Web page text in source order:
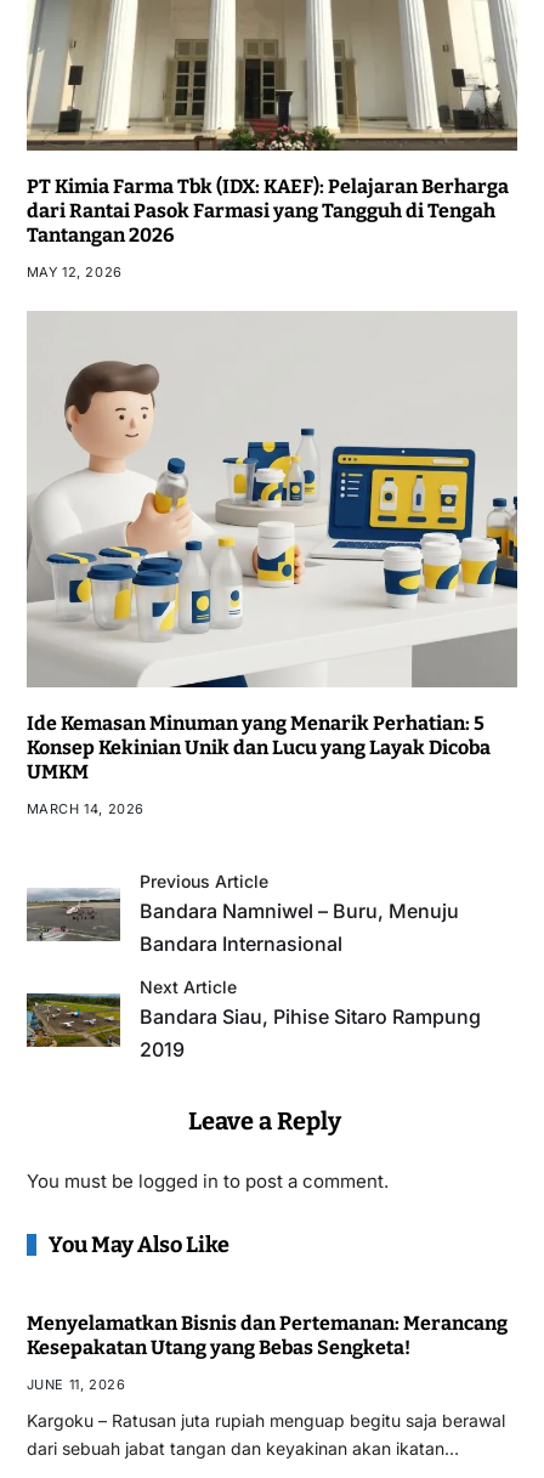
PT Kimia Farma Tbk (IDX: KAEF): Pelajaran Berharga
dari Rantai Pasok Farmasi yang Tangguh di Tengah
Tantangan 2026
MAY 12, 2026
Ide Kemasan Minuman yang Menarik Perhatian: 5
Konsep Kekinian Unik dan Lucu yang Layak Dicoba
UMKM
MARCH 14, 2026
Previous Article
Bandara Namniwel – Buru, Menuju
Bandara Internasional
Next Article
Bandara Siau, Pihise Sitaro Rampung
2019
Leave a Reply
You must be logged in to post a comment.
You May Also Like
Menyelamatkan Bisnis dan Pertemanan: Merancang
Kesepakatan Utang yang Bebas Sengketa!
JUNE 11, 2026
Kargoku – Ratusan juta rupiah menguap begitu saja berawal
dari sebuah jabat tangan dan keyakinan akan ikatan…